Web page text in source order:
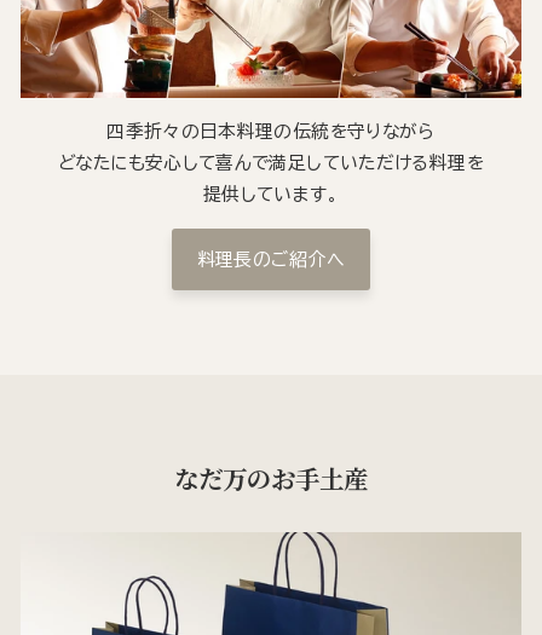
四季折々の日本料理の伝統を守りながら
どなたにも安心して喜んで満足していただける料理を
提供しています。
料理長のご紹介へ
なだ万のお手土産